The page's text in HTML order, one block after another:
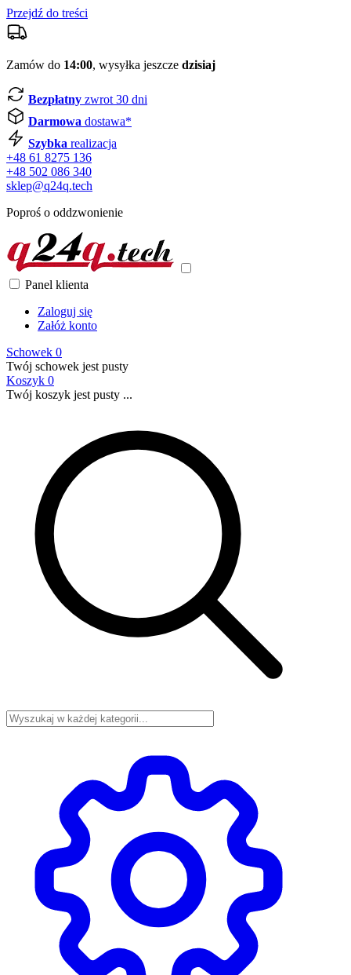
Przejdź do treści
Zamów do 14:00, wysyłka jeszcze dzisiaj
Bezpłatny zwrot 30 dni
Darmowa dostawa*
Szybka realizacja
+48 61 8275 136
+48 502 086 340
sklep@q24q.tech
Poproś o oddzwonienie
Panel klienta
Zaloguj się
Załóż konto
Schowek 0
Twój schowek jest pusty
Koszyk 0
Twój koszyk jest pusty ...